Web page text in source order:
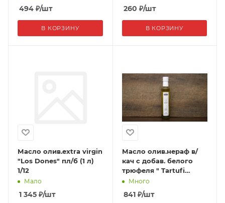
494 ₽/шт
В КОРЗИНУ
260 ₽/шт
В КОРЗИНУ
Масло олив.extra virgin
"Los Dones" пл/б (1 л)
1/12
Мало
1 345 ₽/шт
Масло олив.нераф в/
кач с добав. белого
трюфеля " Tartufi
Jimmy" ст./б
(250мл),1/12
Много
841₽/шт